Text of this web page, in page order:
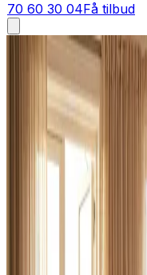
70 60 30 04Få tilbud
Ventilation tilbud i
Få tilbud på
Et godt tilbud på
fast pris på anlæg,
at indhente og helt